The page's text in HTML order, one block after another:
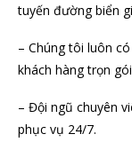
tuyến đường biển
– Chúng tôi luôn
khách hàng trọn
– Đội ngũ chuyên
phục vụ 24/7.